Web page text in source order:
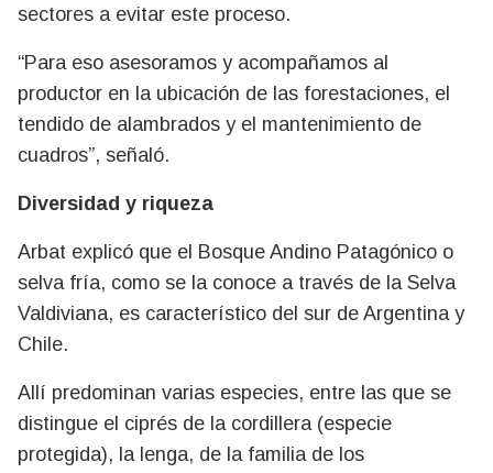
sectores a evitar este proceso.
“Para eso asesoramos y acompañamos al
productor en la ubicación de las forestaciones, el
tendido de alambrados y el mantenimiento de
cuadros”, señaló.
Diversidad y riqueza
Arbat explicó que el Bosque Andino Patagónico o
selva fría, como se la conoce a través de la Selva
Valdiviana, es característico del sur de Argentina y
Chile.
Allí predominan varias especies, entre las que se
distingue el ciprés de la cordillera (especie
protegida), la lenga, de la familia de los